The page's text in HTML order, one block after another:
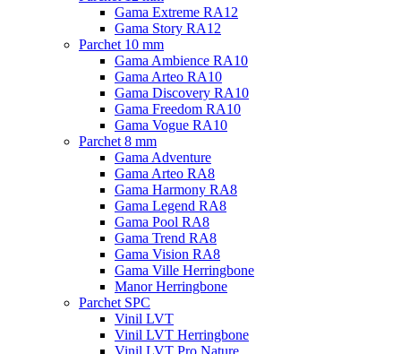
Gama Extreme RA12
Gama Story RA12
Parchet 10 mm
Gama Ambience RA10
Gama Arteo RA10
Gama Discovery RA10
Gama Freedom RA10
Gama Vogue RA10
Parchet 8 mm
Gama Adventure
Gama Arteo RA8
Gama Harmony RA8
Gama Legend RA8
Gama Pool RA8
Gama Trend RA8
Gama Vision RA8
Gama Ville Herringbone
Manor Herringbone
Parchet SPC
Vinil LVT
Vinil LVT Herringbone
Vinil LVT Pro Nature